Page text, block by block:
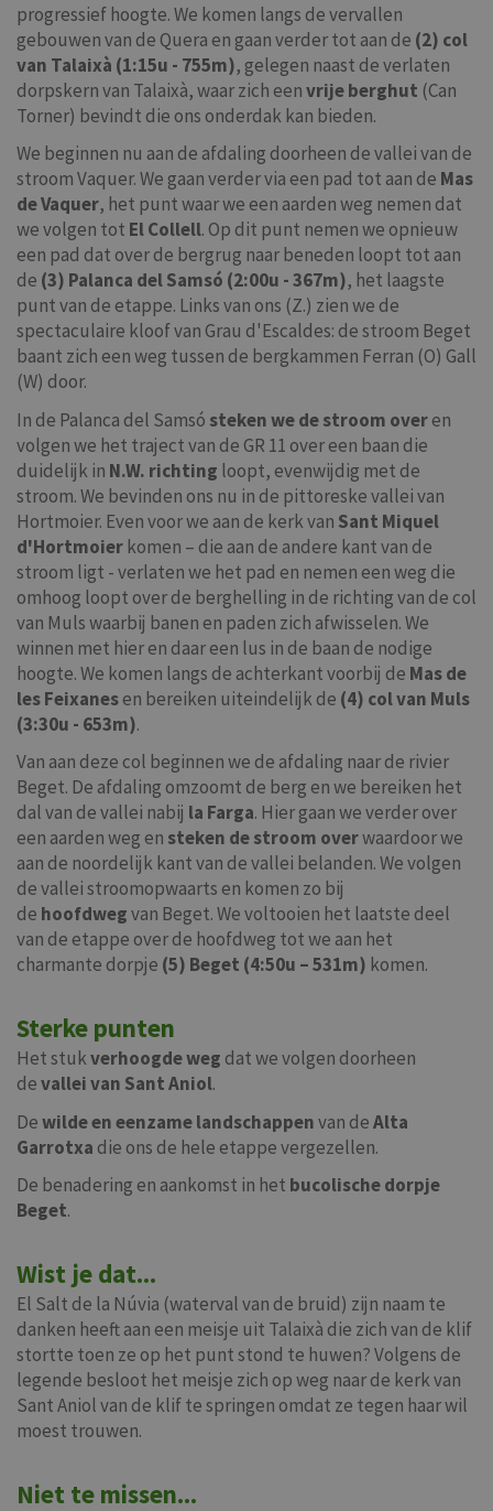
progressief hoogte. We komen langs de vervallen
gebouwen van de Quera en gaan verder tot aan de (2) col
van Talaixà (1:15u - 755m), gelegen naast de verlaten
dorpskern van Talaixà, waar zich eenvrije berghut (Can
Torner) bevindt die ons onderdak kan bieden.
We beginnen nu aan de afdaling doorheen de vallei van de
stroom Vaquer. We gaan verder via een pad tot aan de Mas
de Vaquer, het punt waar we een aarden weg nemen dat
we volgen tot El Collell. Op dit punt nemen we opnieuw
een pad dat over de bergrug naar beneden loopt tot aan
de (3) Palanca del Samsó (2:00u - 367m), het laagste
punt van de etappe. Links van ons (Z.) zien we de
spectaculaire kloof van Grau d'Escaldes: de stroom Beget
baant zich een weg tussen de bergkammen Ferran (O) Gall
(W) door.
In de Palanca del Samsó steken we de stroom overen
volgen we het traject van de GR 11 over een baan die
duidelijk in N.W. richting loopt, evenwijdig met de
stroom. We bevinden ons nu in de pittoreske vallei van
Hortmoier. Even voor we aan de kerk van Sant Miquel
d'Hortmoierkomen – die aan de andere kant van de
stroom ligt - verlaten we het pad en nemen een weg die
omhoog loopt over de berghelling in de richting van de col
van Muls waarbij banen en paden zich afwisselen. We
winnen met hier en daar een lus in de baan de nodige
hoogte. We komen langs de achterkant voorbij de Mas de
les Feixanesen bereiken uiteindelijk de (4) col van Muls
(3:30u - 653m).
Van aan deze col beginnen we de afdaling naar de rivier
Beget. De afdaling omzoomt de berg en we bereiken het
dal van de vallei nabij la Farga. Hier gaan we verder over
een aarden weg en steken de stroom overwaardoor we
aan de noordelijk kant van de vallei belanden. We volgen
de vallei stroomopwaarts en komen zo bij
de hoofdwegvan Beget. We voltooien het laatste deel
van de etappe over de hoofdweg tot we aan het
charmante dorpje (5) Beget (4:50u – 531m) komen.
Sterke punten
Het stukverhoogde weg dat we volgen doorheen
devallei van Sant Aniol.
Dewilde en eenzame landschappenvan deAlta
Garrotxa die ons de hele etappe vergezellen.
De benadering en aankomst in het bucolische dorpje
Beget.
Wist je dat...
El Salt de la Núvia (waterval van de bruid) zijn naam te
danken heeft aan een meisje uit Talaixà die zich van de klif
stortte toen ze op het punt stond te huwen? Volgens de
legende besloot het meisje zich op weg naar de kerk van
Sant Aniol van de klif te springen omdat ze tegen haar wil
moest trouwen.
Niet te missen...